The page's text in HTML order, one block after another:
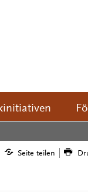
Seite teilen